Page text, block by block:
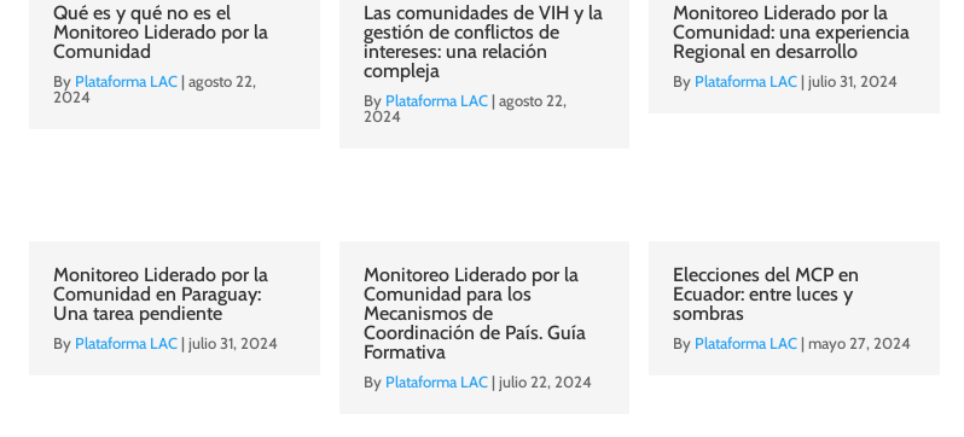
Qué es y qué no es el
Monitoreo Liderado por la
Comunidad
By Plataforma LAC|agosto 22,
2024
Las comunidades de VIH y la
gestión de conflictos de
intereses: una relación
compleja
By Plataforma LAC| agosto 22,
2024
Monitoreo Liderado por la
Comunidad: una experiencia
Regional en desarrollo
By Plataforma LAC|julio 31, 2024
Monitoreo Liderado por la
Comunidad en Paraguay:
Una tarea pendiente
By Plataforma LAC|julio 31, 2024
Monitoreo Liderado por la
Comunidad para los
Mecanismos de
Coordinación de País. Guía
Formativa
By Plataforma LAC| julio 22, 2024
Elecciones del MCP en
Ecuador: entre luces y
sombras
By Plataforma LAC|mayo 27, 2024